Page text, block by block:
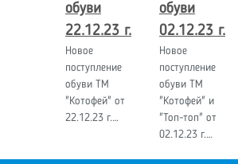
обуви
22.12.23 г.
Новое
поступление
обуви ТМ
"Котофей" от
22.12.23 г.…
обуви
02.12.23 г.
Новое
поступление
обуви ТМ
"Котофей" и
"Топ-топ" от
02.12.23 г.…